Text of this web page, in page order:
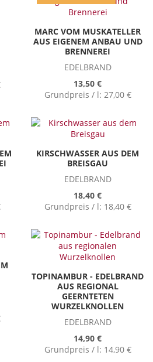
MARC VOM MUSKATELLER
AUS EIGENEM ANBAU UND
BRENNEREI
EDELBRAND
13,50 €
Grundpreis / l: 27,00 €
KIRSCHWASSER AUS DEM
BREISGAU
EDELBRAND
18,40 €
Grundpreis / l: 18,40 €
TOPINAMBUR - EDELBRAND
AUS REGIONAL
GEERNTETEN
WURZELKNOLLEN
EDELBRAND
14,90 €
Grundpreis / l: 14,90 €